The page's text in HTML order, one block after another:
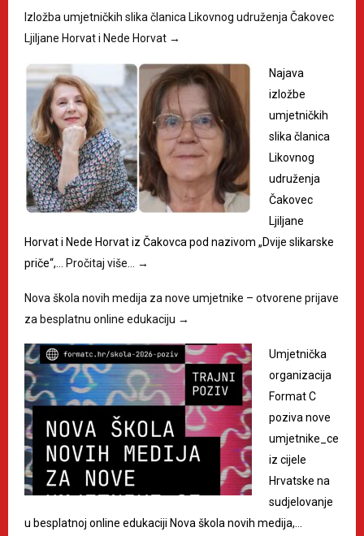
Izložba umjetničkih slika članica Likovnog udruženja Čakovec
Ljiljane Horvat i Nede Horvat →
Najava
izložbe
umjetničkih
slika članica
Likovnog
udruženja
Čakovec
Ljiljane
Horvat i Nede Horvat iz Čakovca pod nazivom „Dvije slikarske
priče“,…
Pročitaj više… →
Nova škola novih medija za nove umjetnike – otvorene prijave
za besplatnu online edukaciju →
Umjetnička
organizacija
Format C
poziva nove
umjetnike_ce
iz cijele
Hrvatske na
sudjelovanje
u besplatnoj online edukaciji Nova škola novih medija,…